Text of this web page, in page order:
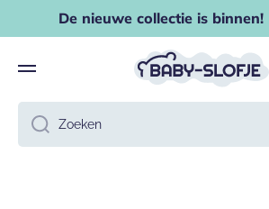
DOORGAAN NAAR ARTIKEL
De nieuwe collectie is binnen!
Zoeken